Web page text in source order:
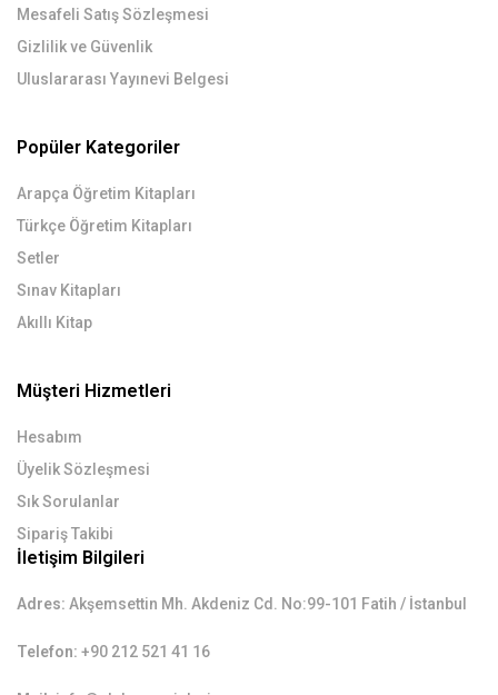
Mesafeli Satış Sözleşmesi
Gizlilik ve Güvenlik
Uluslararası Yayınevi Belgesi
Popüler Kategoriler
Arapça Öğretim Kitapları
Türkçe Öğretim Kitapları
Setler
Sınav Kitapları
Akıllı Kitap
Müşteri Hizmetleri
Hesabım
Üyelik Sözleşmesi
Sık Sorulanlar
Sipariş Takibi
İletişim Bilgileri
Adres: Akşemsettin Mh. Akdeniz Cd. No:99-101 Fatih / İstanbul
Telefon: +90 212 521 41 16